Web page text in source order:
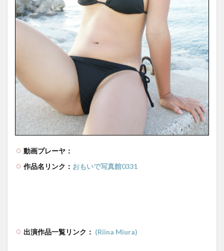
動画プレーヤ：
作品名リンク： おもいで写真館0331
出演作品一覧リンク： (Riina Miura)